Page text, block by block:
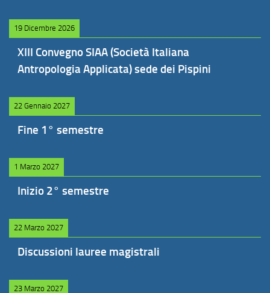
19 Dicembre 2026
XIII Convegno SIAA (Società Italiana
Antropologia Applicata) sede dei Pispini
22 Gennaio 2027
Fine 1° semestre
1 Marzo 2027
Inizio 2° semestre
22 Marzo 2027
Discussioni lauree magistrali
23 Marzo 2027